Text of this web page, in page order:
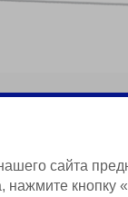
сайта
нажмите кнопку